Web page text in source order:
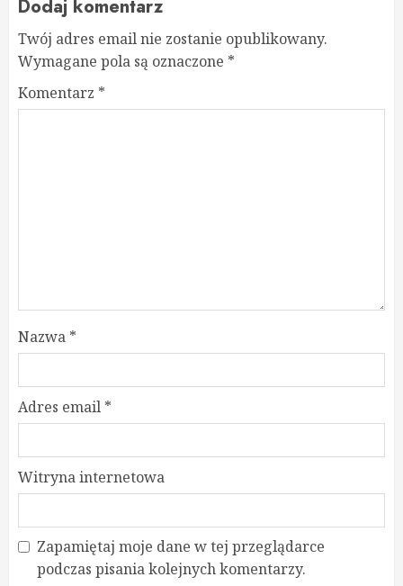
Dodaj komentarz
Twój adres email nie zostanie opublikowany.
Wymagane pola są oznaczone *
Komentarz *
Nazwa *
Adres email *
Witryna internetowa
Zapamiętaj moje dane w tej przeglądarce
podczas pisania kolejnych komentarzy.